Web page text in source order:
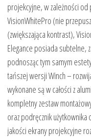
projekcyjne, w zależności
VisionWhitePro (nie
(zwiększająca kontrast),
Elegance posiada subtelne,
podnosząc tym samym
tańszej wersji Winch –
wykonane są w całości z
kompletny zestaw
oraz podręcznik
jakości ekrany projekcyjne